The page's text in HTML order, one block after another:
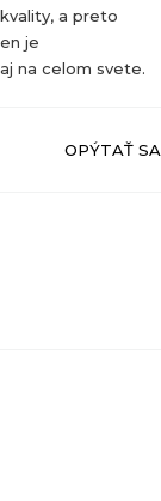
a preto
je
na celom svete.
OPÝTAŤ SA